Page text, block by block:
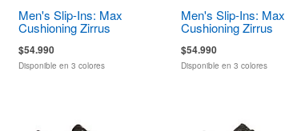
Men's Slip-Ins: Max
Cushioning Zirrus
Zirrostratus
$54.990
Disponible en 3 colores
Men's Slip-Ins: Max
Cushioning Zirrus
Zirrostratus
$54.990
Disponible en 3 colores